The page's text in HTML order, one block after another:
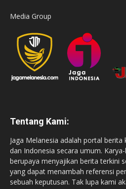
Media Group
Tentang Kami:
Jaga Melanesia adalah portal
dan Indonesia secara umum.
berupaya menyajikan berita terkini
yang dapat menambah referensi
sebuah keputusan. Tak lupa kami